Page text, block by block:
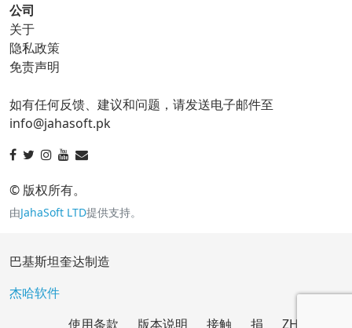
ico 转换器
ico 到 bmp
ico 到 gif ico 到 jpg
ico 到 png
ico 到 tga
jpg 到 bmp
公司
关于
隐私政策
免责声明
如有任何反馈、建议和问题，请发送电子邮件至
info@jahasoft.pk
© 版权所有。
由JahaSoft LTD提供支持。
巴基斯坦奎达制造
杰哈软件
使用条款
版本说明 接触 捐 ZH